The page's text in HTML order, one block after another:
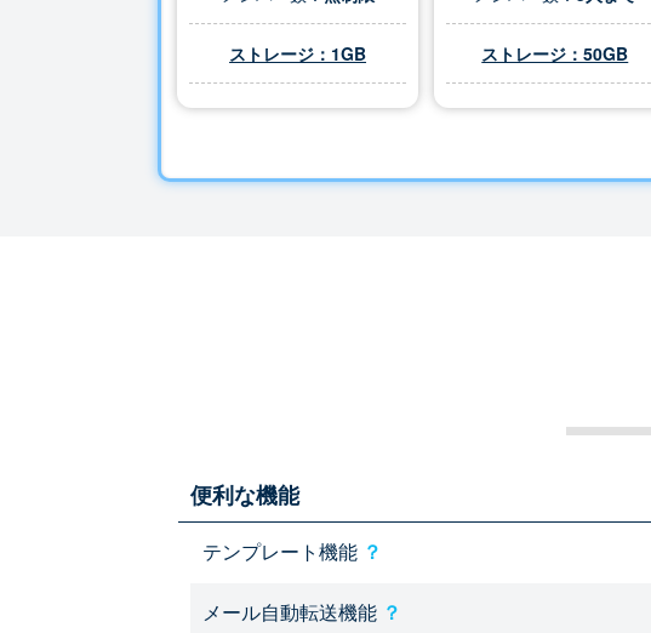
ストレージ：1GB ストレージ：50GB
便利な機能
テンプレート機能 ？
メール自動転送機能 ？